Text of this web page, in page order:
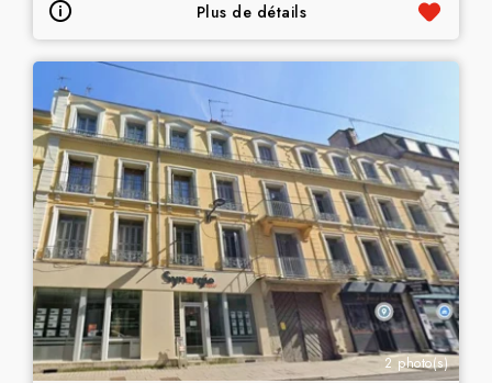
Plus de détails
2 photo(s)